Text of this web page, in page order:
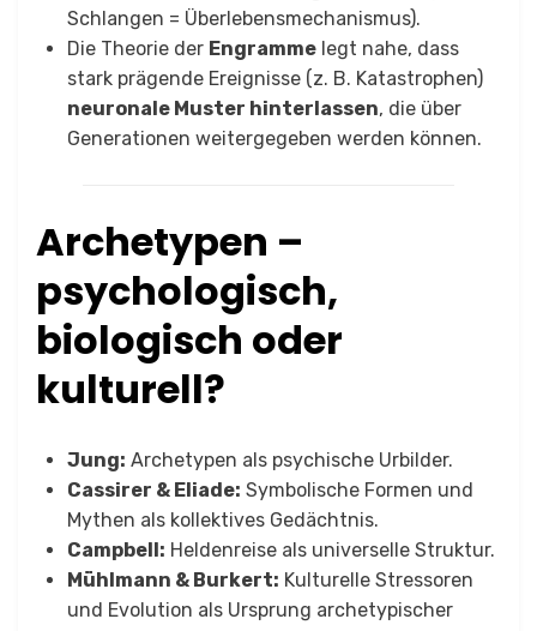
Schlangen = Überlebensmechanismus).
Die Theorie der Engramme legt nahe, dass
stark prägende Ereignisse (z. B. Katastrophen)
neuronale Muster hinterlassen, die über
Generationen weitergegeben werden können.
Archetypen –
psychologisch,
biologisch oder
kulturell?
Jung: Archetypen als psychische Urbilder.
Cassirer & Eliade: Symbolische Formen und
Mythen als kollektives Gedächtnis.
Campbell: Heldenreise als universelle Struktur.
Mühlmann & Burkert: Kulturelle Stressoren
und Evolution als Ursprung archetypischer